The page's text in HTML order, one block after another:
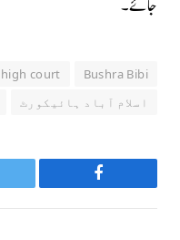
Bushra Bibi
court
اسلام آباد ہائیکورٹ
Facebook